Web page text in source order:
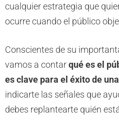
cualquier estrategia que
ocurre cuando el público
Conscientes de su
vamos a contarqué es el
es clave para el éxito de
indicarte las señales que
debes replantearte quién